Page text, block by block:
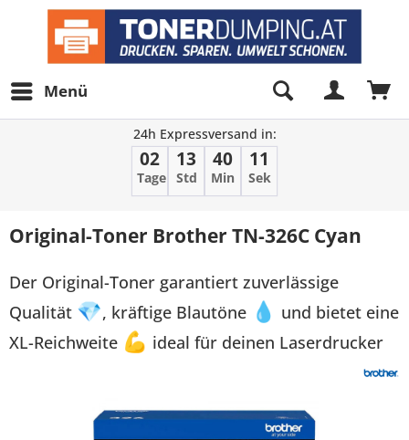
Menü
24h Expressversand in:
02
Tage
13
Std
40
Min
11
Sek
Original-Toner Brother TN-326C Cyan
Der Original-Toner garantiert zuverlässige
Qualität 💎, kräftige Blautöne 💧 und bietet eine
XL-Reichweite 💪 ideal für deinen Laserdrucker